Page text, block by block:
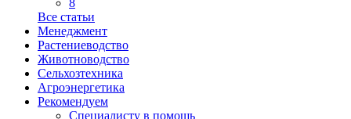
8
Все статьи
Менеджмент
Растениеводство
Животноводство
Сельхозтехника
Агроэнергетика
Рекомендуем
Специалисту в помощь